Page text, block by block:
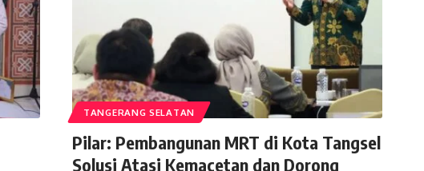
TANGERANG SELATAN
Pilar: Pembangunan MRT di Kota Tangsel
Solusi Atasi Kemacetan dan Dorong